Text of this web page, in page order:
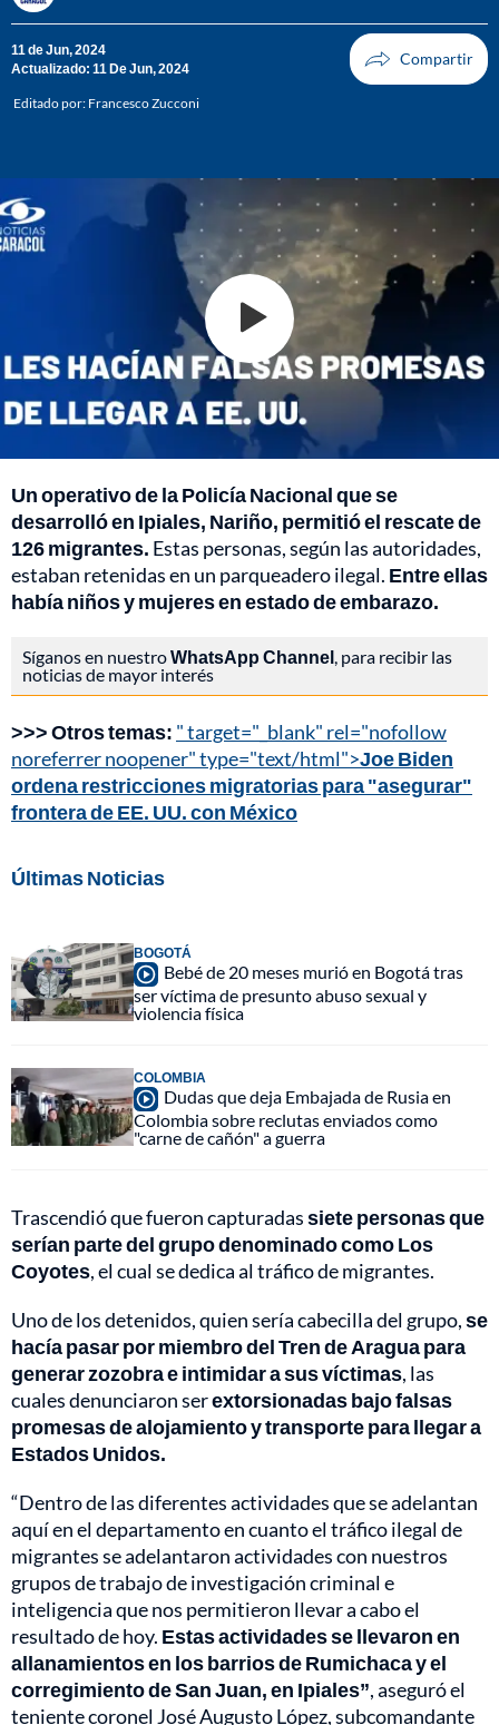
11 de Jun, 2024
Actualizado: 11 De Jun, 2024
Editado por: Francesco Zucconi
Un operativo de la Policía Nacional que se
desarrolló en Ipiales, Nariño, permitió el rescate de
126 migrantes. Estas personas, según las autoridades,
estaban retenidas en un parqueadero ilegal. Entre ellas
había niños y mujeres en estado de embarazo.
Síganos en nuestroWhatsApp Channel , para recibir las
noticias de mayor interés
>>> Otros temas: " target="_blank" rel="nofollow
noreferrer noopener" type="text/html">Joe Biden
ordena restricciones migratorias para "asegurar"
frontera de EE. UU. con México
Últimas Noticias
BOGOTÁ
Bebé de 20 meses murió en Bogotá tras
ser víctima de presunto abuso sexual y
violencia física
COLOMBIA
Dudas que deja Embajada de Rusia en
Colombia sobre reclutas enviados como
"carne de cañón" a guerra
Trascendió que fueron capturadassiete personas que
serían parte del grupo denominado como Los
Coyotes, el cual se dedica al tráfico de migrantes.
Uno de los detenidos, quien sería cabecilla del grupo,se
hacía pasar por miembro del Tren de Aragua para
generar zozobra e intimidar a sus víctimas, las
cuales denunciaron serextorsionadas bajo falsas
promesas de alojamiento y transporte para llegar a
Estados Unidos.
“Dentro de las diferentes actividades que se adelantan
aquí en el departamento en cuanto el tráfico ilegal de
migrantes se adelantaron actividades con nuestros
grupos de trabajo de investigación criminal e
inteligencia que nos permitieron llevar a cabo el
resultado de hoy. Estas actividades se llevaron en
allanamientos en los barrios de Rumichaca y el
corregimiento de San Juan, en Ipiales”, aseguró el
teniente coronel José Augusto López, subcomandante